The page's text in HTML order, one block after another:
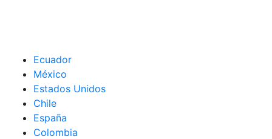
Ecuador
México
Estados Unidos
Chile
España
Colombia